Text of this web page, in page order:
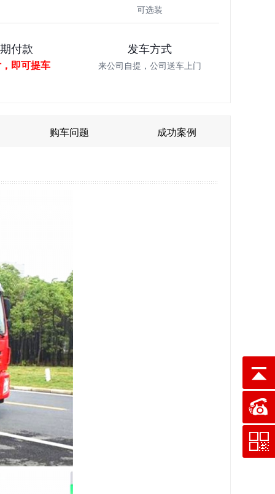
可选装
付款
即可提车
发车方式
来公司自提，公司送车上门
购车问题 成功案例